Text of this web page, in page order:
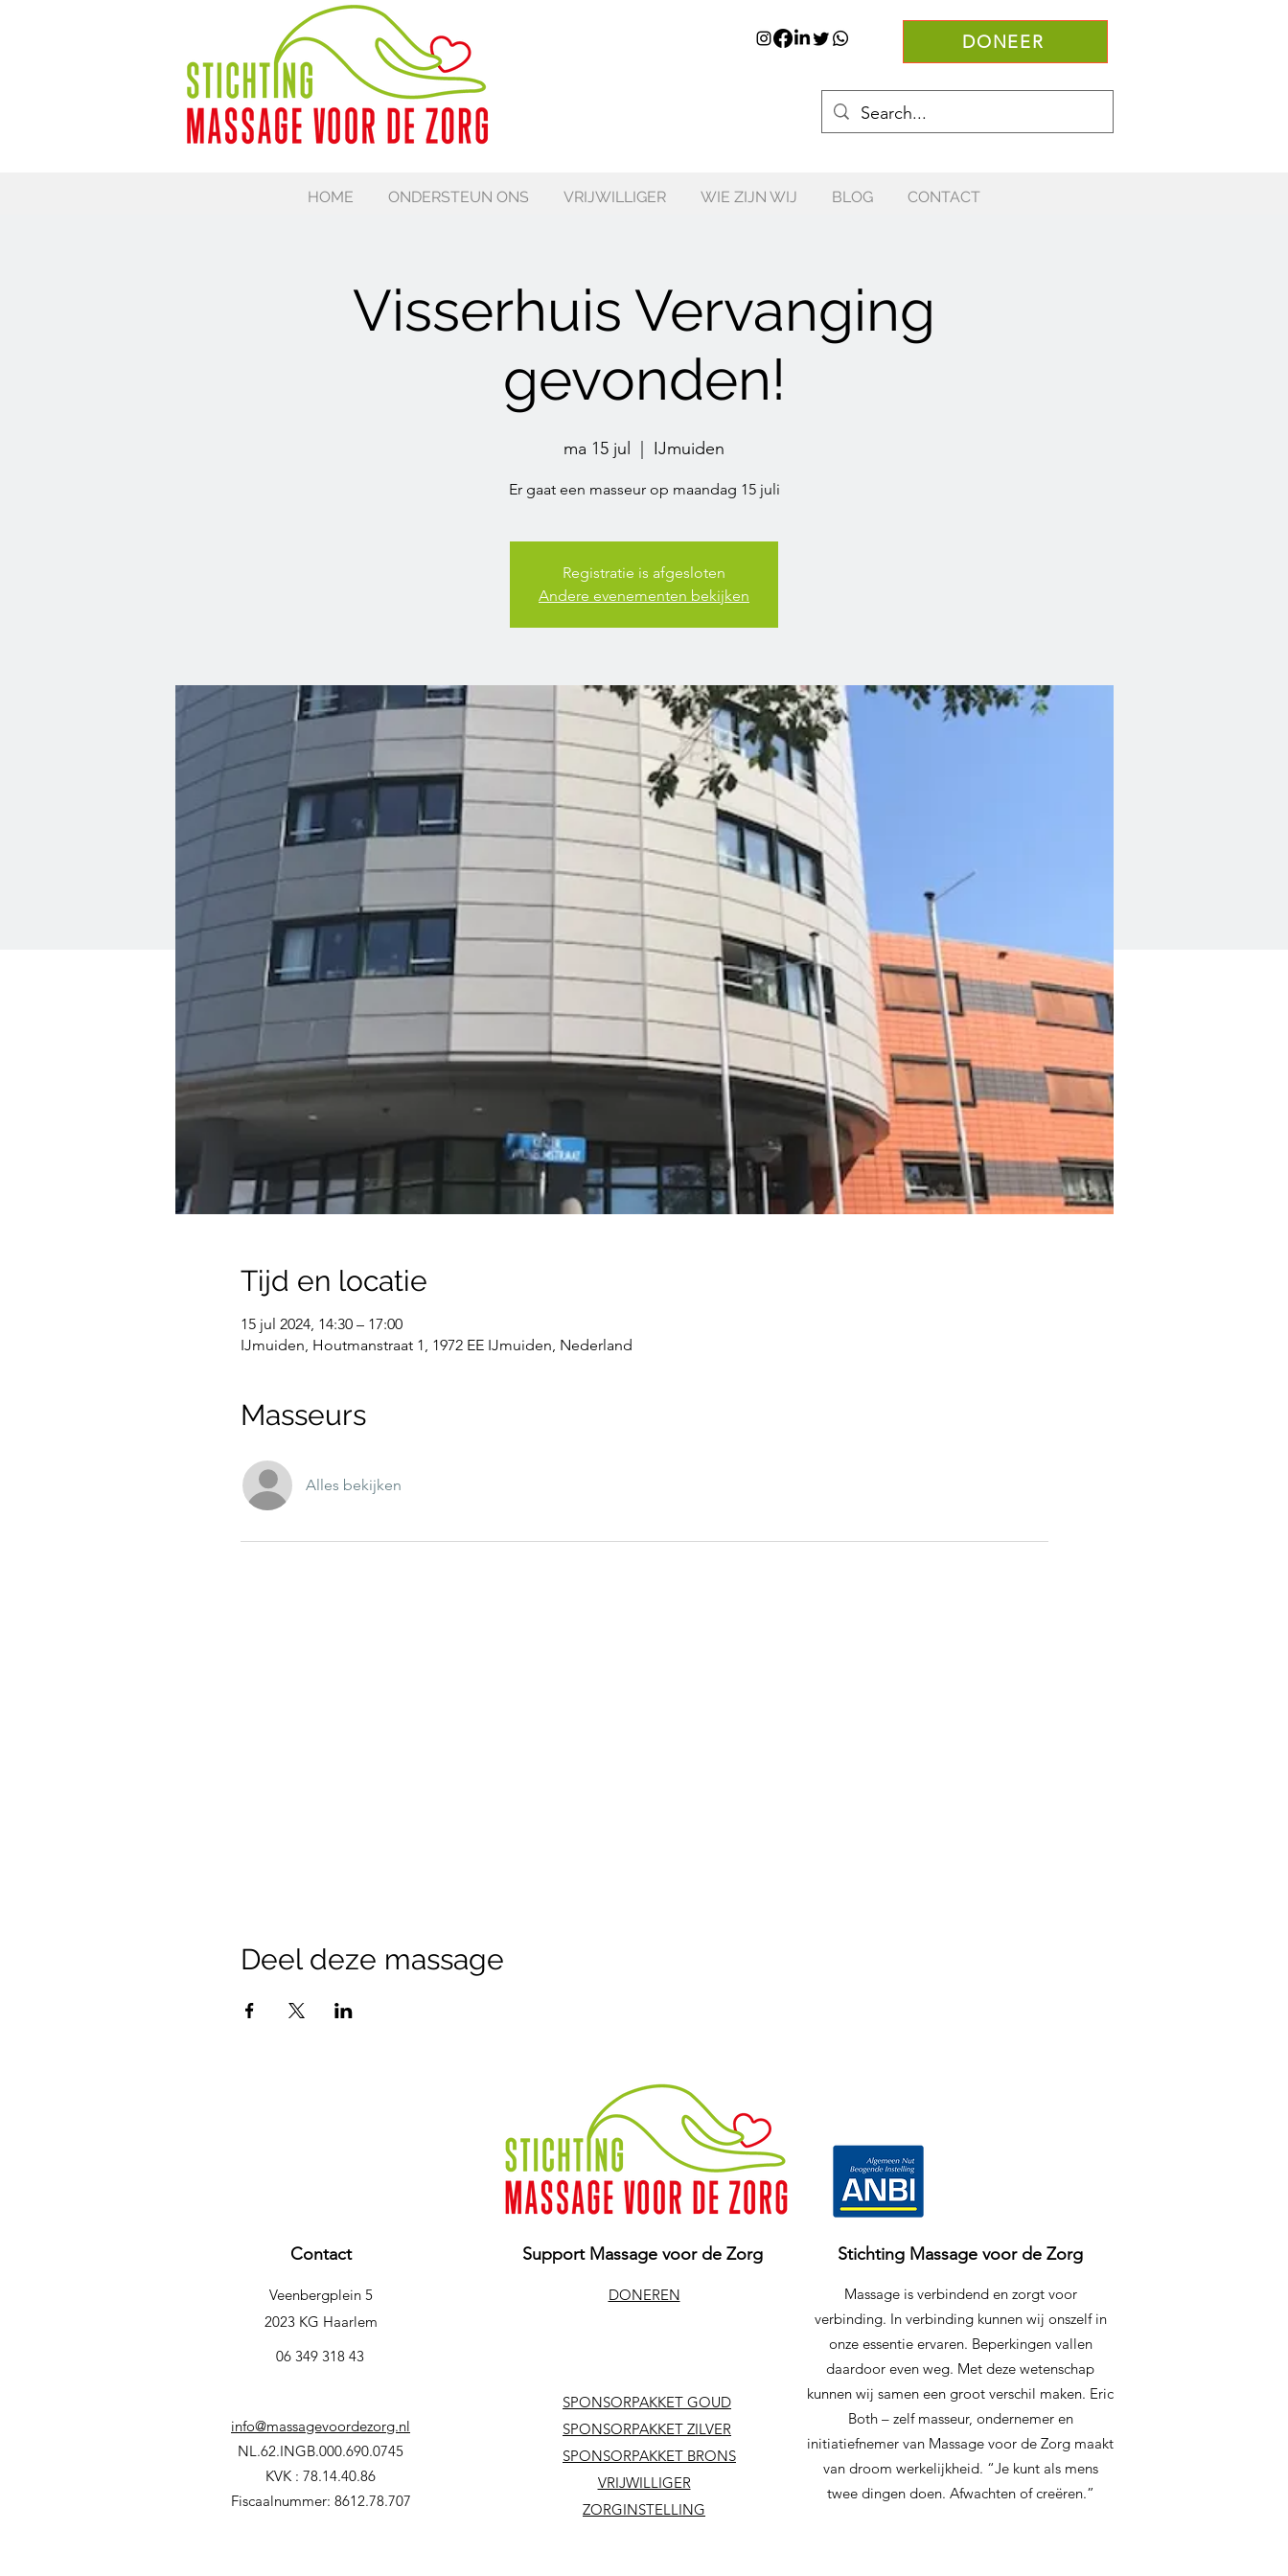
HOME ONDERSTEUN ONS VRIJWILLIGER WIE ZIJN WIJ BLOG CONTACT
DONEER
Visserhuis Vervanging
gevonden!
ma 15 jul IJmuiden
Er gaat een masseur op maandag 15 juli
Registratie is afgesloten
Andere evenementen bekijken
Tijd en locatie
15 jul 2024, 14:30 – 17:00
IJmuiden, Houtmanstraat 1, 1972 EE IJmuiden, Nederland
Masseurs
Alles bekijken
Deel deze massage
Contact Support Massage voor de Zorg Stichting Massage voor de Zorg
Veenbergplein 5
2023 KG Haarlem
06 349 318 43
info@massagevoordezorg.nl
NL.62.INGB.000.690.0745
KVK : 78.14.40.86
Fiscaalnummer: 8612.78.707
DONEREN
SPONSORPAKKET GOUD
SPONSORPAKKET ZILVER
SPONSORPAKKET BRONS
VRIJWILLIGER
ZORGINSTELLING
Massage is verbindend en zorgt voor
verbinding. In verbinding kunnen wij onszelf in
onze essentie ervaren. Beperkingen vallen
daardoor even weg. Met deze wetenschap
kunnen wij samen een groot verschil maken. Eric
Both – zelf masseur, ondernemer en
initiatiefnemer van Massage voor de Zorg maakt
van droom werkelijkheid. “Je kunt als mens
twee dingen doen. Afwachten of creëren.”